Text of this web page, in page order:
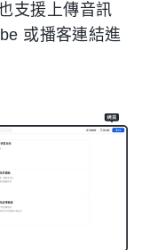
支援上傳音訊
或播客連結進